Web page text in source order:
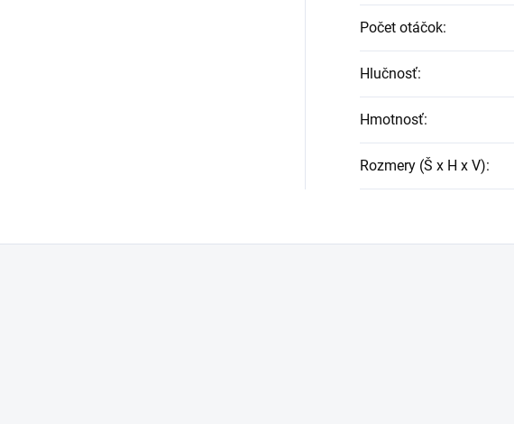
Počet otáčok:
Hlučnosť:
Hmotnosť:
Rozmery (Š x H x V):